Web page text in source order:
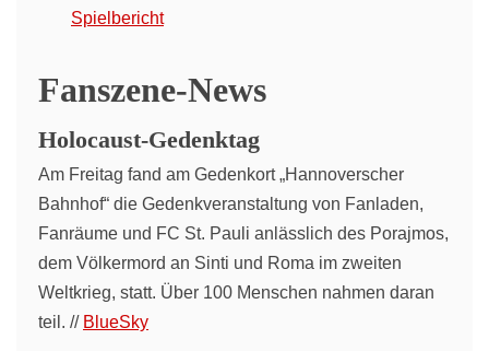
Spielbericht
Fanszene-News
Holocaust-Gedenktag
Am Freitag fand am Gedenkort „Hannoverscher
Bahnhof“ die Gedenkveranstaltung von Fanladen,
Fanräume und FC St. Pauli anlässlich des Porajmos,
dem Völkermord an Sinti und Roma im zweiten
Weltkrieg, statt. Über 100 Menschen nahmen daran
teil. // BlueSky